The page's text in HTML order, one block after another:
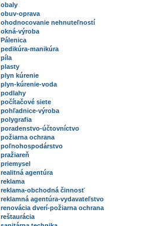
obaly
obuv-oprava
ohodnocovanie nehnuteľností
okná-výroba
Pálenica
pedikúra-manikúra
píla
plasty
plyn kúrenie
plyn-kúrenie-voda
podlahy
počítačové siete
pohľadnice-výroba
polygrafia
poradenstvo-účtovníctvo
požiarna ochrana
poľnohospodárstvo
pražiareň
priemysel
realitná agentúra
reklama
reklama-obchodná činnosť
reklamná agentúra-vydavateľstvo
renovácia dverí-požiarna ochrana
reštaurácia